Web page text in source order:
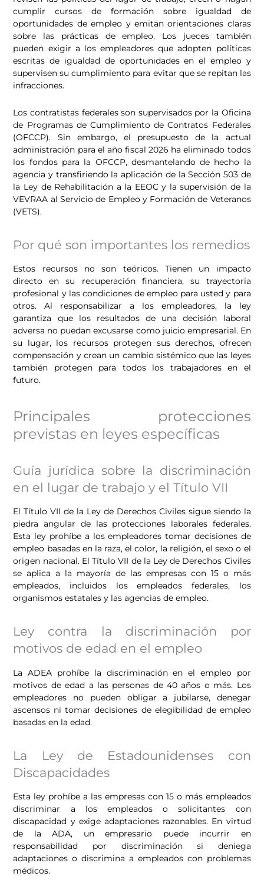
cumplir cursos de formación sobre igualdad de
oportunidades de empleo y emitan orientaciones claras
sobre las prácticas de empleo. Los jueces también
pueden exigir a los empleadores que adopten políticas
escritas de igualdad de oportunidades en el empleo y
supervisen su cumplimiento para evitar que se repitan las
infracciones.
Los contratistas federales son supervisados por la Oficina
de Programas de Cumplimiento de Contratos Federales
(OFCCP). Sin embargo, el presupuesto de la actual
administración para el año fiscal 2026 ha eliminado todos
los fondos para la OFCCP, desmantelando de hecho la
agencia y transfiriendo la aplicación de la Sección 503 de
la Ley de Rehabilitación a la EEOC y la supervisión de la
VEVRAA al Servicio de Empleo y Formación de Veteranos
(VETS).
Por qué son importantes los remedios
Estos recursos no son teóricos. Tienen un impacto
directo en su recuperación financiera, su trayectoria
profesional y las condiciones de empleo para usted y para
otros. Al responsabilizar a los empleadores, la ley
garantiza que los resultados de una decisión laboral
adversa no puedan excusarse como juicio empresarial. En
su lugar, los recursos protegen sus derechos, ofrecen
compensación y crean un cambio sistémico que las leyes
también protegen para todos los trabajadores en el
futuro.
Principales protecciones
previstas en leyes específicas
Guía jurídica sobre la discriminación
en el lugar de trabajo y el Título VII
El Título VII de la Ley de Derechos Civiles sigue siendo la
piedra angular de las protecciones laborales federales.
Esta ley prohíbe a los empleadores tomar decisiones de
empleo basadas en la raza, el color, la religión, el sexo o el
origen nacional. El Título VII de la Ley de Derechos Civiles
se aplica a la mayoría de las empresas con 15 o más
empleados, incluidos los empleados federales, los
organismos estatales y las agencias de empleo.
Ley contra la discriminación por
motivos de edad en el empleo
La ADEA prohíbe la discriminación en el empleo por
motivos de edad a las personas de 40 años o más. Los
empleadores no pueden obligar a jubilarse, denegar
ascensos ni tomar decisiones de elegibilidad de empleo
basadas en la edad.
La Ley de Estadounidenses con
Discapacidades
Esta ley prohíbe a las empresas con 15 o más empleados
discriminar a los empleados o solicitantes con
discapacidad y exige adaptaciones razonables. En virtud
de la ADA, un empresario puede incurrir en
responsabilidad por discriminación si deniega
adaptaciones o discrimina a empleados con problemas
médicos.